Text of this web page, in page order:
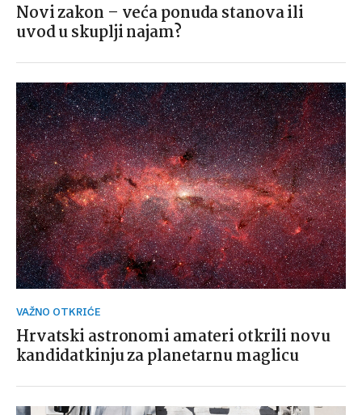
Novi zakon – veća ponuda stanova ili
uvod u skuplji najam?
VAŽNO OTKRIĆE
Hrvatski astronomi amateri otkrili novu
kandidatkinju za planetarnu maglicu